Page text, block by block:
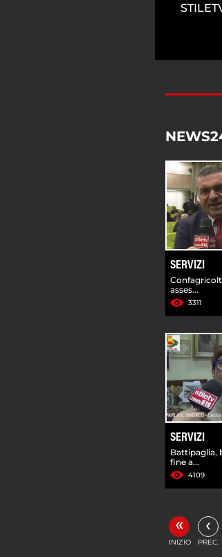
SERVIZI
asses...
3311
SERVIZI
Battipaglia,
fine a...
4109
«
INIZIO
‹
PREC.